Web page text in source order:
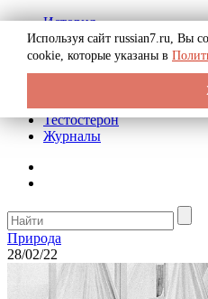
История
Биография
Криминал
Реклама на сайте
Тестостерон
Журналы
Природа
28/02/22
Используя сайт russian7.ru, Вы
cookie, которые указаны в